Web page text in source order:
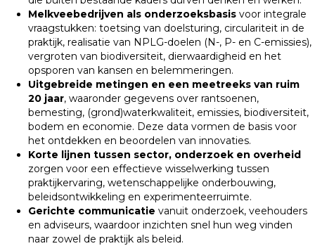
Melkveebedrijven als onderzoeksbasis voor integrale
vraagstukken: toetsing van doelsturing, circulariteit in de
praktijk, realisatie van NPLG-doelen (N-, P- en C-emissies),
vergroten van biodiversiteit, dierwaardigheid en het
opsporen van kansen en belemmeringen.
Uitgebreide metingen en een meetreeks van ruim
20 jaar, waaronder gegevens over rantsoenen,
bemesting, (grond)waterkwaliteit, emissies, biodiversiteit,
bodem en economie. Deze data vormen de basis voor
het ontdekken en beoordelen van innovaties.
Korte lijnen tussen sector, onderzoek en overheid
zorgen voor een effectieve wisselwerking tussen
praktijkervaring, wetenschappelijke onderbouwing,
beleidsontwikkeling en experimenteerruimte.
Gerichte communicatie vanuit onderzoek, veehouders
en adviseurs, waardoor inzichten snel hun weg vinden
naar zowel de praktijk als beleid.